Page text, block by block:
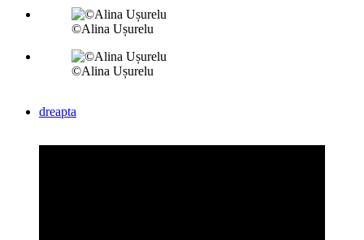
©Alina Ușurelu
©Alina Ușurelu
dreapta